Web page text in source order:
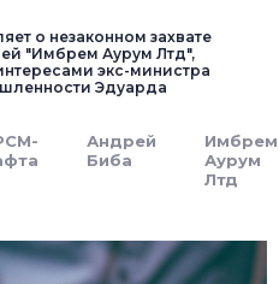
о незаконном захвате
"Имбрем Аурум Лтд",
экс-министра
Эдуарда
Андрей
Биба
Имбрем
Аурум
Лтд